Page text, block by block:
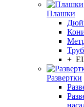
Плашки
+
Развертки